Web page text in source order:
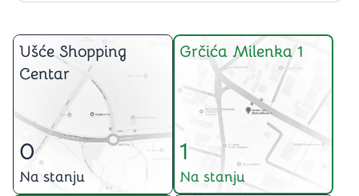
Ušće Shopping
Centar
0
Na stanju
Grčića Milenka 1
1
Na stanju